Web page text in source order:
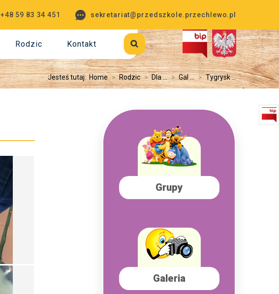
sekretariat@przedszkole.przechlewo.pl
+48 59 83 34 451
Rodzic Kontakt
Jesteś tutaj: Home > Rodzic > Dla ... > Gal ... > Tygrysk ...
Grupy
Galeria